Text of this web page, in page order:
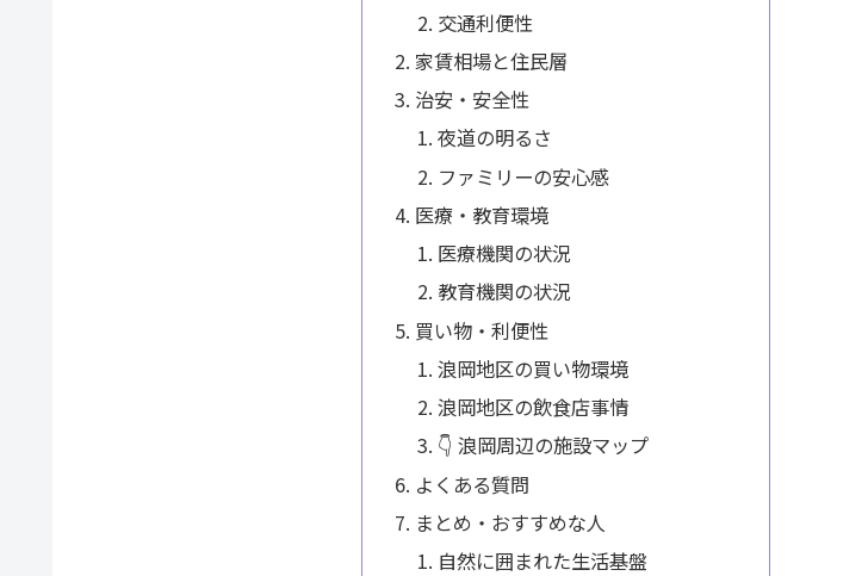
交通利便性
家賃相場と住民層
治安・安全性
夜道の明るさ
ファミリーの安心感
医療・教育環境
医療機関の状況
教育機関の状況
買い物・利便性
浪岡地区の買い物環境
浪岡地区の飲食店事情
👇 浪岡周辺の施設マップ
よくある質問
まとめ・おすすめな人
自然に囲まれた生活基盤